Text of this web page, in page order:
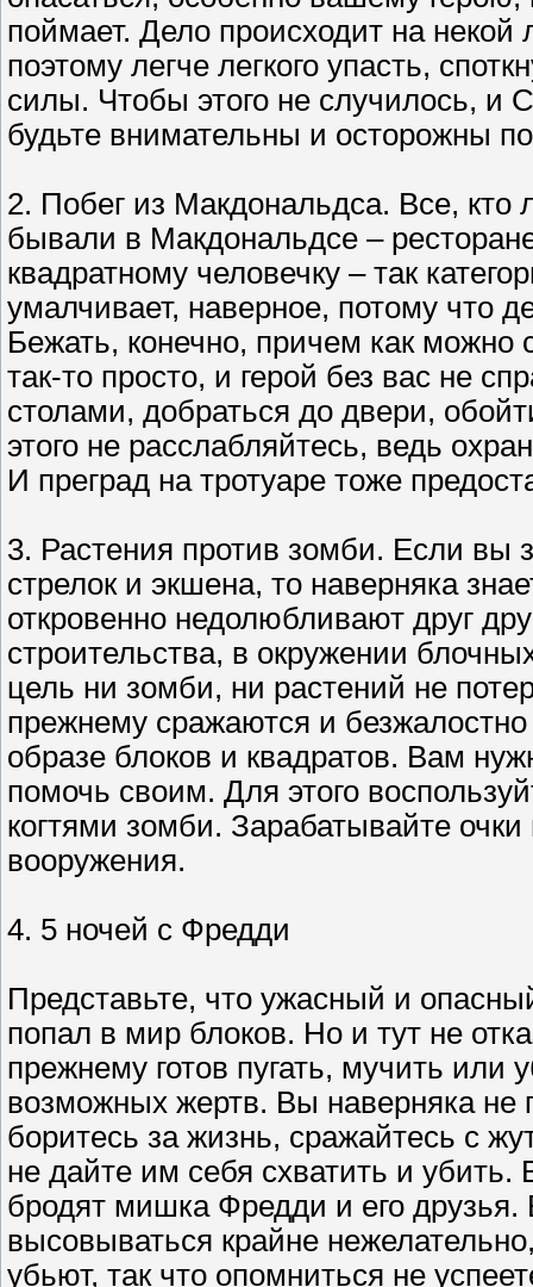
поймает. Дело происходит на некой
поэтому легче легкого упасть,
силы. Чтобы этого не случилось, и
будьте внимательны и осторожны
2. Побег из Макдональдса. Все, кто
бывали в Макдональдсе –
квадратному человечку – так
умалчивает, наверное, потому что
Бежать, конечно, причем как можно
так-то просто, и герой без вас не
столами, добраться до двери,
этого не расслабляйтесь, ведь
И преград на тротуаре тоже
3. Растения против зомби. Если вы
стрелок и экшена, то наверняка
откровенно недолюбливают друг
строительства, в окружении
цель ни зомби, ни растений не
прежнему сражаются и
образе блоков и квадратов. Вам
помочь своим. Для этого
когтями зомби. Зарабатывайте очки
вооружения.
4. 5 ночей с Фредди
Представьте, что ужасный и
попал в мир блоков. Но и тут не
прежнему готов пугать, мучить или
возможных жертв. Вы наверняка не
боритесь за жизнь, сражайтесь с
не дайте им себя схватить и
бродят мишка Фредди и его друзья.
высовываться крайне
убьют, так что опомниться не